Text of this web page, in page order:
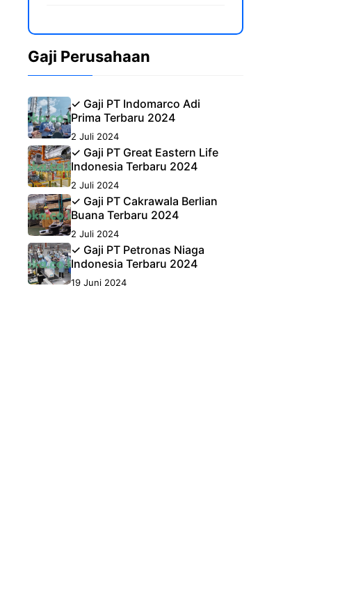
Gaji Perusahaan
✓ Gaji PT Indomarco Adi
Prima Terbaru 2024
2 Juli 2024
✓ Gaji PT Great Eastern Life
Indonesia Terbaru 2024
2 Juli 2024
✓ Gaji PT Cakrawala Berlian
Buana Terbaru 2024
2 Juli 2024
✓ Gaji PT Petronas Niaga
Indonesia Terbaru 2024
19 Juni 2024